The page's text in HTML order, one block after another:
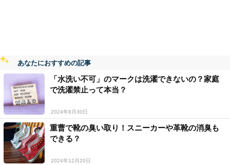
あなたにおすすめの記事
「水洗い不可」のマークは洗濯できないの？家庭
で洗濯禁止って本当？
2024年8月30日
重曹で靴の臭い取り！スニーカーや革靴の消臭も
できる？
2024年12月20日